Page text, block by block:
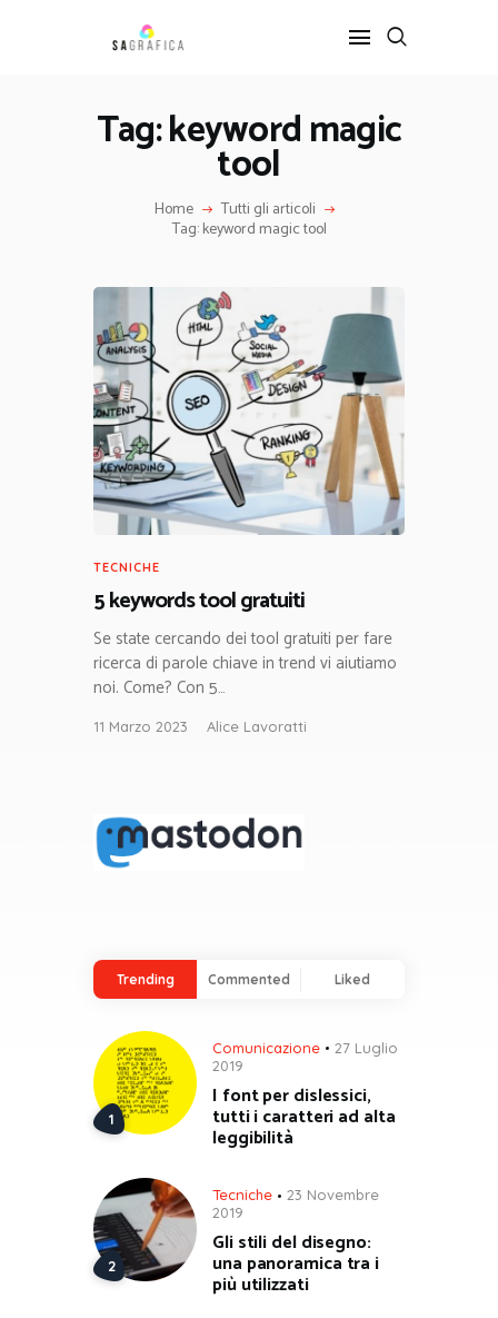
Tag: keyword magic
tool
Home Tutti gli articoli
Tag: keyword magic tool
HOME
SERVIZI
CONTATTI
TECNICHE
5 keywords tool gratuiti
Se state cercando dei tool gratuiti per fare
ricerca di parole chiave in trend vi aiutiamo
noi. Come? Con 5…
11 Marzo 2023 Alice Lavoratti
Trending Commented Liked
Comunicazione
27 Luglio
2019
I font per dislessici,
tutti i caratteri ad alta
leggibilità
Tecniche
23 Novembre
2019
Gli stili del disegno:
una panoramica tra i
più utilizzati